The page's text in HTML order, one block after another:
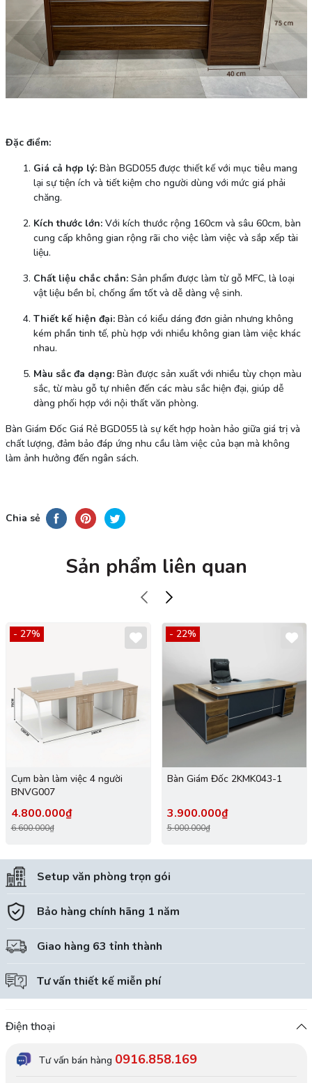
Đặc điểm:
Giá cả hợp lý:Bàn BGD055 được thiết kế với mục tiêu mang
lại sự tiện ích và tiết kiệm cho người dùng với mức giá phải
chăng.
Kích thước lớn:Với kích thước rộng 160cm và sâu 60cm, bàn
cung cấp không gian rộng rãi cho việc làm việc và sắp xếp tài
liệu.
Chất liệu chắc chắn:Sản phẩm được làm từ gỗ MFC, là loại
vật liệu bền bỉ, chống ẩm tốt và dễ dàng vệ sinh.
Thiết kế hiện đại:Bàn có kiểu dáng đơn giản nhưng không
kém phần tinh tế, phù hợp với nhiều không gian làm việc khác
nhau.
Màu sắc đa dạng:Bàn được sản xuất với nhiều tùy chọn màu
sắc, từ màu gỗ tự nhiên đến các màu sắc hiện đại, giúp dễ
dàng phối hợp với nội thất văn phòng.
Bàn Giám Đốc Giá Rẻ BGD055 là sự kết hợp hoàn hảo giữa giá trị và
chất lượng, đảm bảo đáp ứng nhu cầu làm việc của bạn mà không
làm ảnh hưởng đến ngân sách.
Chia sẻ
Sản phẩm liên quan
- 27%
Cụm bàn làm việc 4 người
BNVG007
4.800.000₫
6.600.000₫
- 22%
Bàn Giám Đốc 2KMK043-1
3.900.000₫
5.000.000₫
Setup văn phòng trọn gói
Bảo hàng chính hãng 1 năm
Giao hàng 63 tỉnh thành
Tư vấn thiết kế miễn phí
Điện thoại
Tư vấn bán hàng 0916.858.169